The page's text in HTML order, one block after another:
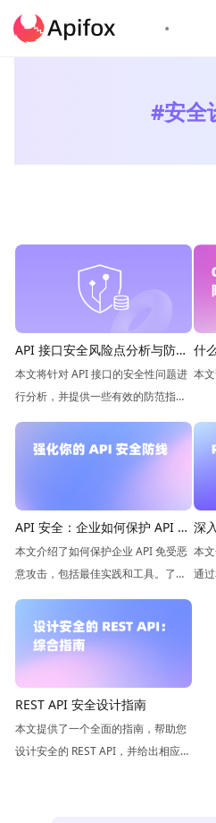
#安全
API 接口安全风险点分析与防范
指南
本文将针对 API 接口的安全性问题进
行分析，并提供一些有效的防范指
南，帮助你更好地保护 API 接口的安
全。
什
风
本
API 安全：企业如何保护 API 免
受恶意攻击？
本文介绍了如何保护企业 API 免受恶
意攻击，包括最佳实践和工具。了解
如何保护你的业务，确保你的 API 安
全。
深
保
本
通
REST API 安全设计指南
本文提供了一个全面的指南，帮助您
设计安全的 REST API，并给出相应的